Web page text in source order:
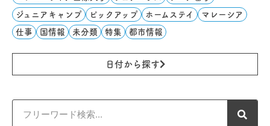
ジュニアキャンプ ピックアップ ホームステイ マレーシア
仕事 国情報 未分類 特集 都市情報
日付から探す